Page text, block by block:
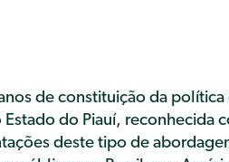
de constituição da política
do Piauí, reconhecida
deste tipo de